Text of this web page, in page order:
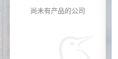
尚未有产品的公司